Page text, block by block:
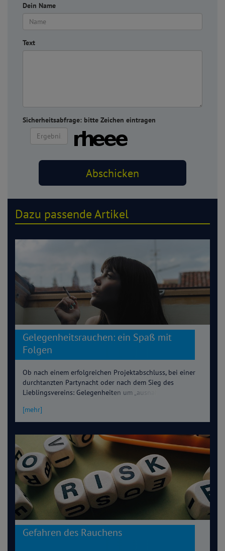
Dein Name
Text
Sicherheitsabfrage: bitte Zeichen eintragen
Dazu passende Artikel
Gelegenheitsrauchen: ein Spaß mit
Folgen
Ob nach einem erfolgreichen Projektabschluss, bei einer
durchtanzten Partynacht oder nach dem Sieg des
Lieblingsvereins: Gelegenheiten um „ausnahmsweise“
Fülle. Doch wie schädlich ist „ein bisschen“
Gelgenheitsrauchen?
[mehr]
Gefahren des Rauchens